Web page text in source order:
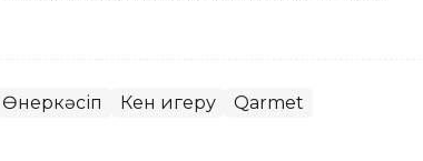
Өнеркәсіп Кен игеру
Qarmet